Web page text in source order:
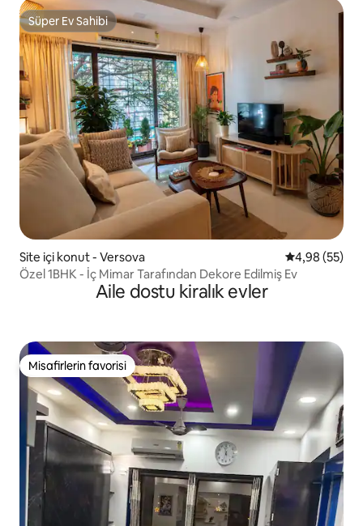
Süper Ev Sahibi
Süper Ev Sahibi
Site içi konut - Versova 5 üzerinden
4,98 (55)
Özel 1BHK - İç Mimar Tarafından Dekore Edilmiş Ev
Aile dostu kiralık evler
Misafirlerin favorisi
Misafirlerin favorisi